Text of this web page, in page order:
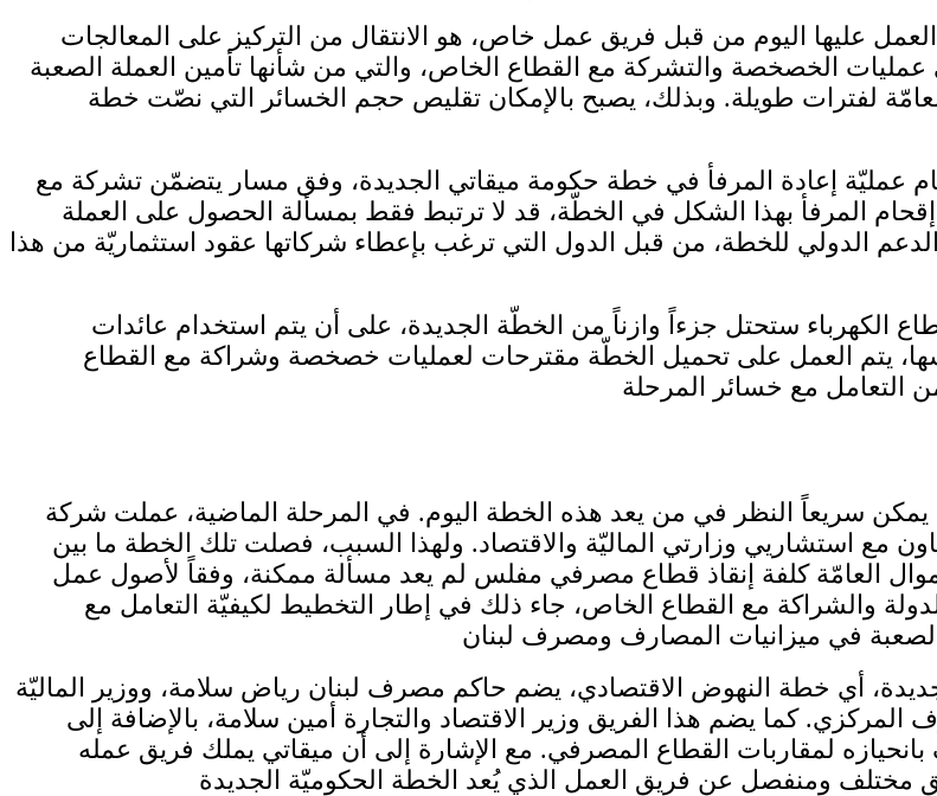
عليها اليوم من قبل فريق عمل خاص، هو الانتقال من التركيز على المعالجات
عمليات الخصخصة والتشركة مع القطاع الخاص، والتي من شأنها تأمين العملة الصعبة
لفترات طويلة. وبذلك، يصبح بالإمكان تقليص حجم الخسائر التي نصّت خطة
عمليّة إعادة المرفأ في خطة حكومة ميقاتي الجديدة، وفق مسار يتضمّن تشركة مع
المرفأ بهذا الشكل في الخطّة، قد لا ترتبط فقط بمسألة الحصول على العملة
الدعم الدولي للخطة، من قبل الدول التي ترغب بإعطاء شركاتها عقود استثماريّة من هذا
ستحتل جزءاً وازناً من الخطّة الجديدة، على أن يتم استخدام عائدات
يتم العمل على تحميل الخطّة مقترحات لعمليات خصخصة وشراكة مع القطاع
يمكن سريعاً النظر في من يعد هذه الخطة اليوم. في المرحلة الماضية، عملت شركة
مع استشاريي وزارتي الماليّة والاقتصاد. ولهذا السبب، فصلت تلك الخطة ما بين
العامّة كلفة إنقاذ قطاع مصرفي مفلس لم يعد مسألة ممكنة، وفقاً لأصول عمل
والشراكة مع القطاع الخاص، جاء ذلك في إطار التخطيط لكيفيّة التعامل مع
أي خطة النهوض الاقتصادي، يضم حاكم مصرف لبنان رياض سلامة، ووزير الماليّة
كما يضم هذا الفريق وزير الاقتصاد والتجارة أمين سلامة، بالإضافة إلى
لمقاربات القطاع المصرفي. مع الإشارة إلى أن ميقاتي يملك فريق عمله